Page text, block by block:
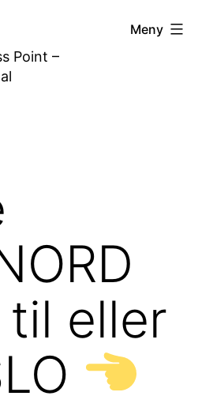
Point –
Meny
eller